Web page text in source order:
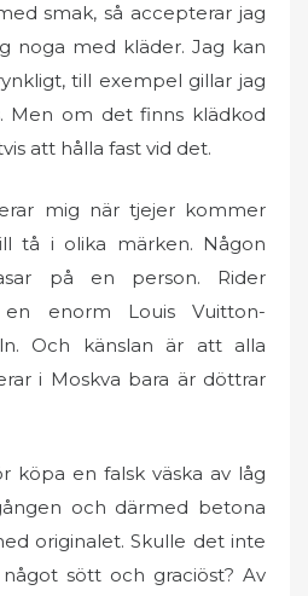
smak, så accepterar jag
noga med kläder. Jag kan
till exempel gillar jag
Men om det finns klädkod
att hålla fast vid det.
mig när tjejer kommer
tå i olika märken. Någon
på en person. Rider
enorm Louis Vuitton-
Och känslan är att alla
i Moskva bara är döttrar
köpa en falsk väska av låg
och därmed betona
originalet. Skulle det inte
sött och graciöst? Av